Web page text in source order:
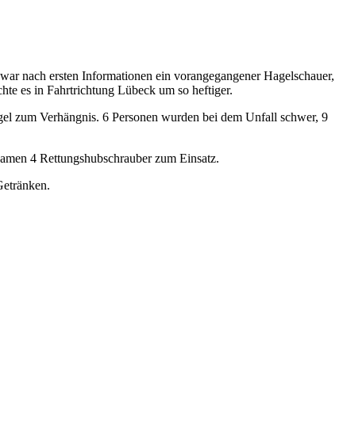
nach ersten Informationen ein vorangegangener Hagelschauer,
es in Fahrtrichtung Lübeck um so heftiger.
zum Verhängnis. 6 Personen wurden bei dem Unfall schwer, 9
4 Rettungshubschrauber zum Einsatz.